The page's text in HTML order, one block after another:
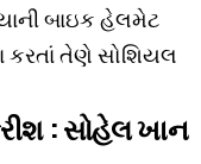
બાઇક હેલમેટ
કરતાં તેણે સોશિયલ
: સોહેલ ખાન